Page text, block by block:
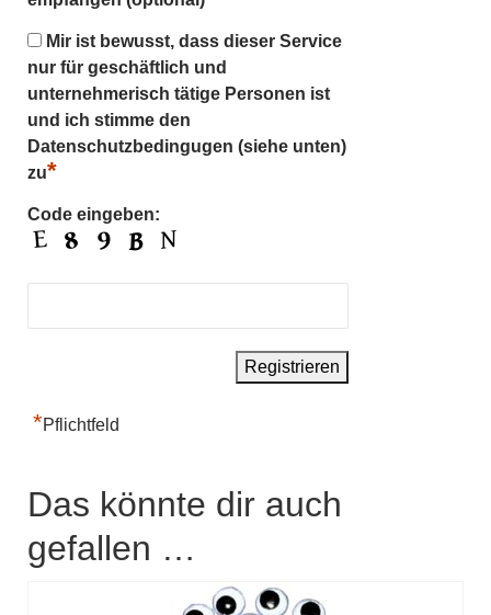
Mir ist bewusst, dass dieser Service
nur für geschäftlich und
unternehmerisch tätige Personen ist
und ich stimme den
Datenschutzbedingugen (siehe unten)
zu*
Code eingeben:
*Pflichtfeld
Das könnte dir auch
gefallen …